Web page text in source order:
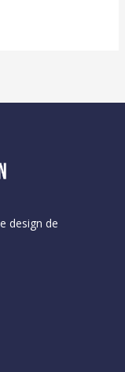
design de